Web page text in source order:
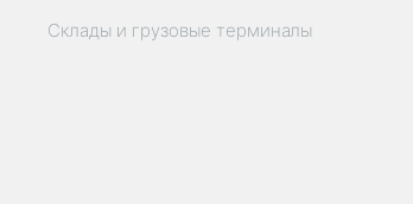
Склады и грузовые терминалы